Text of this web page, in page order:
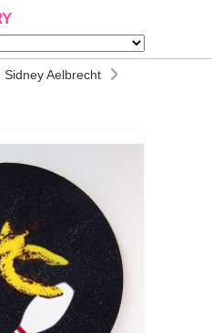
Sidney Aelbrecht